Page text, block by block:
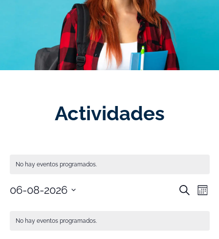
Actividades
No hay eventos programados.
Buscar
Mes
06-08-2026
fecha.
Calendario
No hay eventos programados.